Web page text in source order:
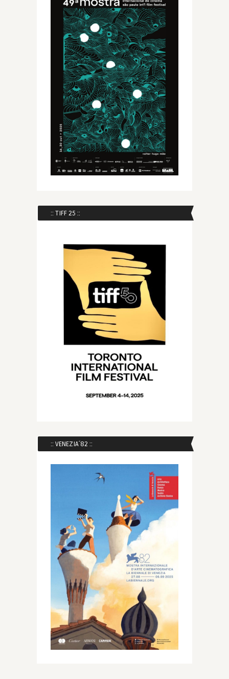
:: TIFF 25 ::
:: VENEZIA´82 ::